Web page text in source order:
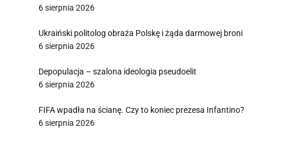
6 sierpnia 2026
Ukraiński politolog obraża Polskę i żąda darmowej broni
6 sierpnia 2026
Depopulacja – szalona ideologia pseudoelit
6 sierpnia 2026
FIFA wpadła na ścianę. Czy to koniec prezesa Infantino?
6 sierpnia 2026